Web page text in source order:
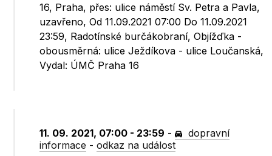
16, Praha, přes: ulice náměstí Sv. Petra a Pavla,
uzavřeno, Od 11.09.2021 07:00 Do 11.09.2021
23:59, Radotínské burčákobraní, Objížďka -
obousměrná: ulice Ježdíkova - ulice Loučanská,
Vydal: ÚMČ Praha 16
11. 09. 2021, 07:00 - 23:59 -
dopravní
informace -odkaz na událost